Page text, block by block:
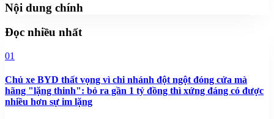
Nội dung chính
Đọc nhiều nhất
01
Chủ xe BYD thất vọng vì chi nhánh đột ngột đóng cửa mà
hãng "lặng thinh": bỏ ra gần 1 tỷ đồng thì xứng đáng có được
nhiều hơn sự im lặng